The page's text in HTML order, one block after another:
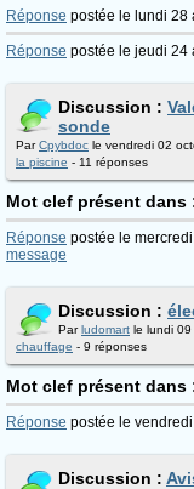
Réponse postée le lundi 28
Réponse postée le jeudi 24
Discussion :
sonde
ParCpybdoc le vendredi 02
la piscine - 11 réponses
Mot clef présent dans
Réponse postée le
message
Discussion :
Parludomart le lundi
chauffage - 9 réponses
Mot clef présent dans
Réponse postée le
Discussion :